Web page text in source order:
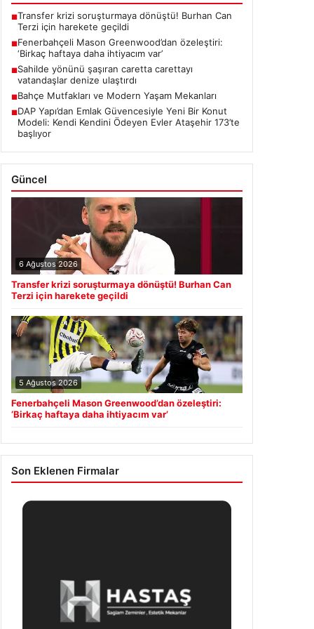
■Transfer krizi soruşturmaya dönüştü! Burhan Can
Terzi için harekete geçildi
■Fenerbahçeli Mason Greenwood’dan özeleştiri:
‘Birkaç haftaya daha ihtiyacım var’
■Sahilde yönünü şaşıran caretta carettayı
vatandaşlar denize ulaştırdı
■Bahçe Mutfakları ve Modern Yaşam Mekanları
■DAP Yapı’dan Emlak Güvencesiyle Yeni Bir Konut
Modeli: Kendi Kendini Ödeyen Evler Ataşehir 173’te
başlıyor
Güncel
6 Ağustos 2026
Transfer krizi soruşturmaya dönüştü! Burhan Can
Terzi için harekete geçildi
5 Ağustos 2026
Fenerbahçeli Mason Greenwood’dan özeleştiri:
‘Birkaç haftaya daha ihtiyacım var’
Son Eklenen Firmalar